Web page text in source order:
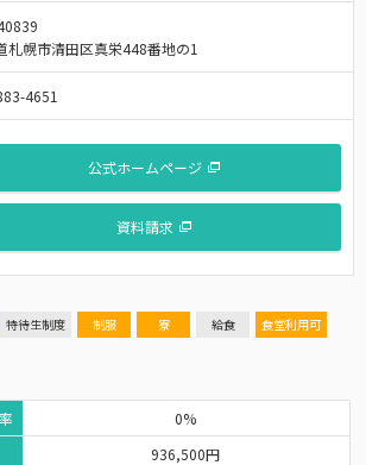
札幌市清田区真栄448番地の1
4651
公式ホームページ
資料請求
特待生制度 制服 寮 給食
食堂利用可
0%
936,500円